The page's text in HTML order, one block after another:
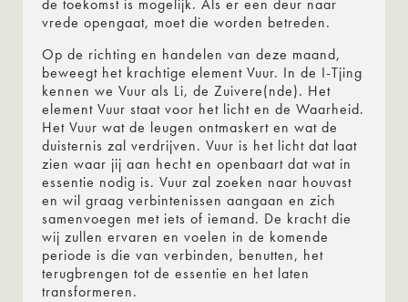
de toekomst is mogelijk. Als er een deur naar
vrede opengaat, moet die worden betreden.
Op de richting en handelen van deze maand,
beweegt het krachtige element Vuur. In de I-Tjing
kennen we Vuur als Li, de Zuivere(nde). Het
element Vuur staat voor het licht en de Waarheid.
Het Vuur wat de leugen ontmaskert en wat de
duisternis zal verdrijven. Vuur is het licht dat laat
zien waar jij aan hecht en openbaart dat wat in
essentie nodig is. Vuur zal zoeken naar houvast
en wil graag verbintenissen aangaan en zich
samenvoegen met iets of iemand. De kracht die
wij zullen ervaren en voelen in de komende
periode is die van verbinden, benutten, het
terugbrengen tot de essentie en het laten
transformeren.